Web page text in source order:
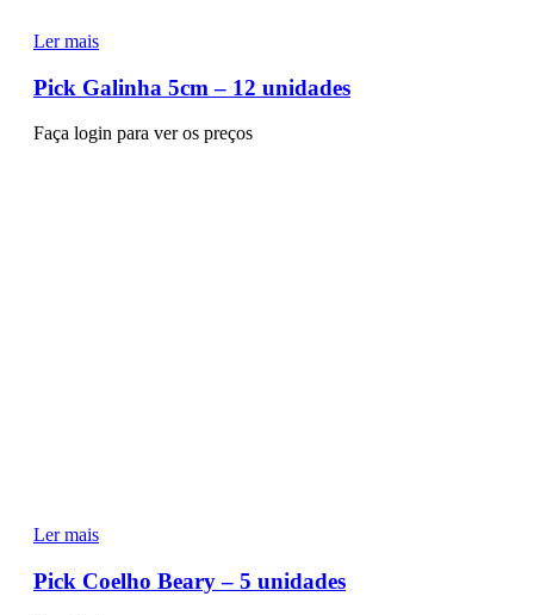
Ler mais
Pick Galinha 5cm – 12 unidades
Faça login para ver os preços
Ler mais
Pick Coelho Beary – 5 unidades